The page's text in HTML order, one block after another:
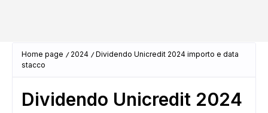
Home page 2024
Dividendo Unicredit 2024 importo e data
stacco
Dividendo Unicredit 2024